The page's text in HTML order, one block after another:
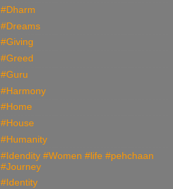
#Dharm
#Dreams
#Giving
#Greed
#Guru
#Harmony
#Home
#House
#Humanity
#Idendity #Women #life #pehchaan
#Journey
#Identity